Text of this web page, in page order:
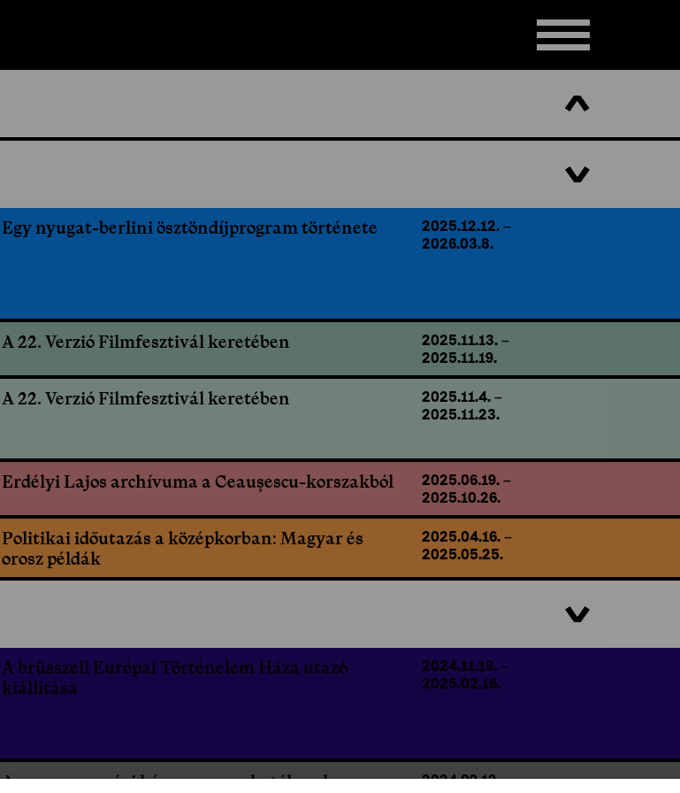
Egy nyugat-berlini ösztöndíjprogram története 2025.12.12.–
2026.03.8.
A 22. Verzió Filmfesztivál keretében 2025.11.13.–
2025.11.19.
A 22. Verzió Filmfesztivál keretében 2025.11.4.–
2025.11.23.
Erdélyi Lajos archívuma a Ceaușescu-korszakból 2025.06.19.–
2025.10.26.
Politikai időutazás a középkorban: Magyar és
orosz példák
2025.04.16.–
2025.05.25.
A brüsszeli Európai Történelem Háza utazó
kiállítása
2024.11.19.–
2025.02.16.
A magyarországi kényszermunkatáborok
2024.09.12.–